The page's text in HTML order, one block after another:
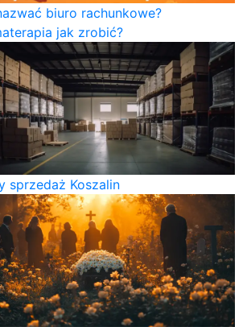
biuro rachunkowe?
jak zrobić?
sprzedaż Koszalin